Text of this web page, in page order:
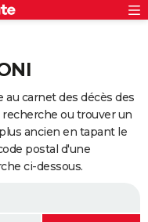
carnet des décès des
recherche ou trouver un
ancien en tapant le
postal d'une
ci-dessous.